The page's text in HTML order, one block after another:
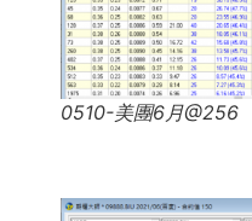
0510-美團6月@256